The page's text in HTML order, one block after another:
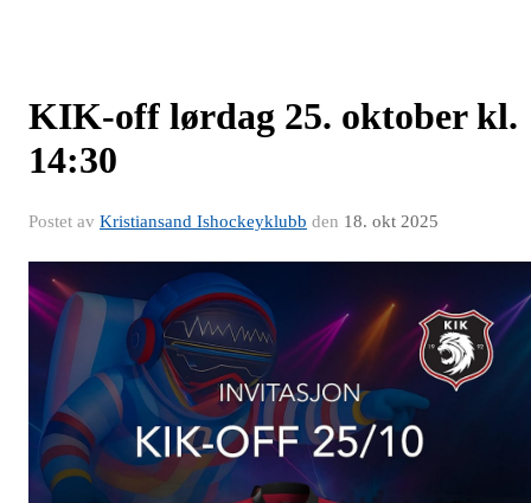
KIK-off lørdag 25. oktober kl.
14:30
Postet av Kristiansand Ishockeyklubb den 18. okt 2025